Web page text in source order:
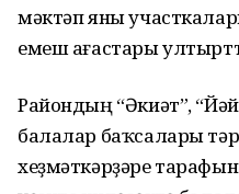
мәктәп яны
емеш ағастары
Райондың “Әкиәт”,
балалар баҡсалары
хеҙмәткәрҙәре